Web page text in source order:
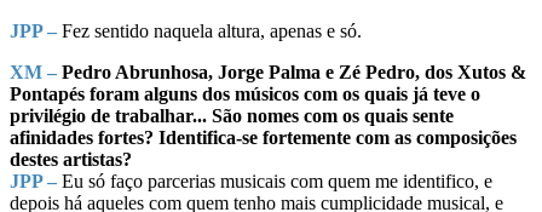
JPP – Fez sentido naquela altura, apenas e só.
XM – Pedro Abrunhosa, Jorge Palma e Zé Pedro, dos Xutos &
Pontapés foram alguns dos músicos com os quais já teve o
privilégio de trabalhar... São nomes com os quais sente
afinidades fortes? Identifica-se fortemente com as composições
destes artistas?
JPP – Eu só faço parcerias musicais com quem me identifico, e
depois há aqueles com quem tenho mais cumplicidade musical, e